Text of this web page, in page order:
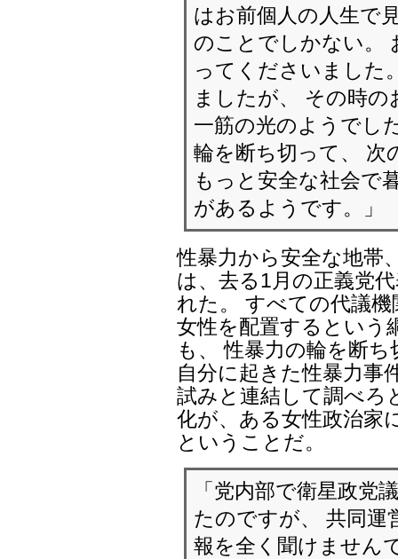
はお前個人の人生で
のことでしかない。
ってくださいました
ましたが、 その時
一筋の光のようでし
輪を断ち切って、 次
もっと安全な社会で
があるようです。」
性暴力から安全な地帯
は、去る1月の正義党
れた。 すべての代議
女性を配置するという
も、 性暴力の輪を断
自分に起きた性暴力事
試みと連結して調べろ
化が、ある女性政治家
ということだ。
「党内部で衛星政党
たのですが、 共同運
報を全く聞けません